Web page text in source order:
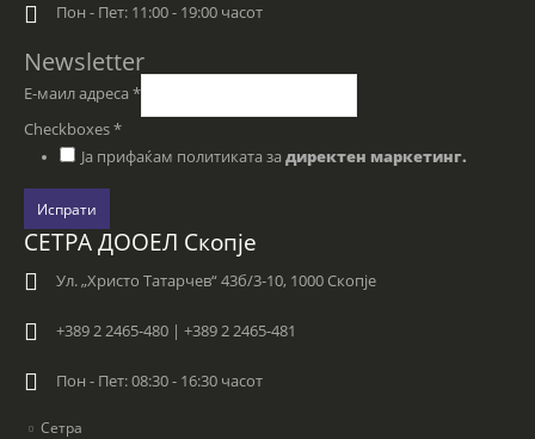
Пон - Пет: 11:00 - 19:00 часот
Newsletter
Е-маил адреса *
Checkboxes*
Ја прифаќам политиката за директен маркетинг.
Испрати
СЕТРА ДООЕЛ Скопје
Ул. „Христо Татарчев“ 43б/3-10, 1000 Скопје
+389 2 2465-480 | +389 2 2465-481
Пон - Пет: 08:30 - 16:30 часот
Сетра